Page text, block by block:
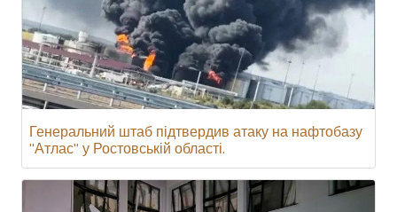
Генеральний штаб підтвердив атаку на нафтобазу
"Атлас" у Ростовській області.